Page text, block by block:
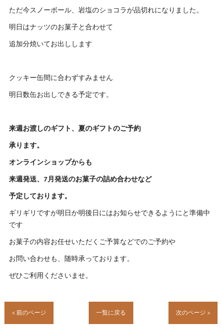
ただ今スノーボール、岩塩のショコラが品切れになりました。
明日はナッツのお菓子と合わせて
追加分焼いてお出しします
クッキー缶間に合わずすみません
明日数缶お出しできる予定です。
来週お渡しのギフト、夏のギフトのご予約
承ります。
オンラインショップからも
来週発送、7月発送のお菓子の詰め合わせなど
予定しております。
ギリギリですが明日か明後日にはお知らせできるようにと準備中
です
お菓子の内容お任せいただくご予算などでのご予約や
お問い合わせも、随時承っております。
ぜひご利用くださいませ。
< 前のページ 一覧に戻る 次のページ >